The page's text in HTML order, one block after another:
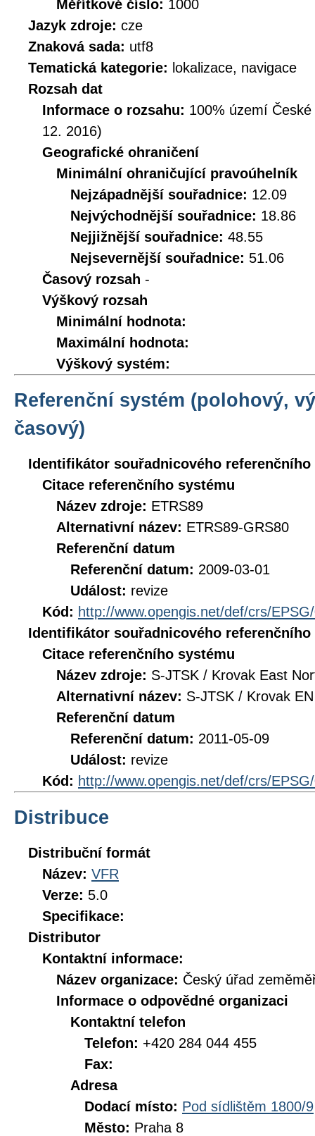
Měřítkové číslo: 1000
Jazyk zdroje: cze
Znaková sada: utf8
Tematická kategorie: lokalizace, navigace
Rozsah dat
Informace o rozsahu: 100% území
12. 2016)
Geografické ohraničení
Minimální ohraničující pravoúhelník
Nejzápadnější souřadnice: 12.09
Nejvýchodnější souřadnice: 18.86
Nejjižnější souřadnice: 48.55
Nejsevernější souřadnice: 51.06
Časový rozsah -
Výškový rozsah
Minimální hodnota:
Maximální hodnota:
Výškový systém:
Referenční systém (polohový,
časový)
Identifikátor souřadnicového referenčního
Citace referenčního systému
Název zdroje: ETRS89
Alternativní název: ETRS89-GRS80
Referenční datum
Referenční datum: 2009-03-01
Událost: revize
Kód: http://www.opengis.net/def/crs/
Identifikátor souřadnicového referenčního
Citace referenčního systému
Název zdroje: S-JTSK / Krovak East
Alternativní název: S-JTSK / Krovak EN
Referenční datum
Referenční datum: 2011-05-09
Událost: revize
Kód: http://www.opengis.net/def/crs/
Distribuce
Distribuční formát
Název: VFR
Verze: 5.0
Specifikace:
Distributor
Kontaktní informace:
Název organizace: Český úřad
Informace o odpovědné organizaci
Kontaktní telefon
Telefon: +420 284 044 455
Fax:
Adresa
Dodací místo: Pod sídlištěm 1800/9
Město: Praha 8